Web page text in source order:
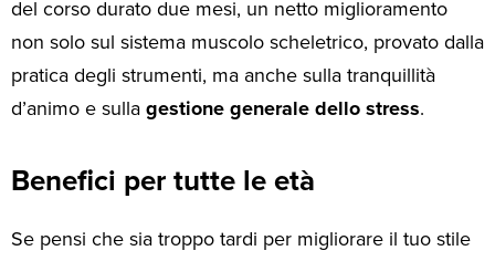
del corso durato due mesi, un netto miglioramento
non solo sul sistema muscolo scheletrico, provato dalla
pratica degli strumenti, ma anche sulla tranquillità
d’animo e sullagestione generale dello stress.
Benefici per tutte le età
Se pensi che sia troppo tardi per migliorare il tuo stile